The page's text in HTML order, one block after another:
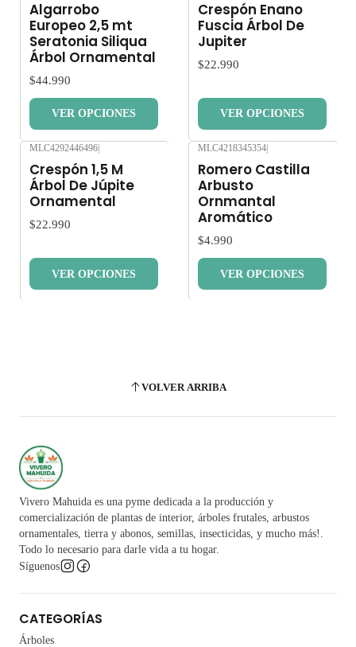
Algarrobo
Europeo 2,5 mt
Seratonia Siliqua
Árbol Ornamental
$44.990
VER OPCIONES
Crespón Enano
Fuscia Árbol De
Jupiter
$22.990
VER OPCIONES
MLC4292446496|
Crespón 1,5 M
Árbol De Júpite
Ornamental
$22.990
VER OPCIONES
MLC4218345354|
Romero Castilla
Arbusto
Ornmantal
Aromático
$4.990
VER OPCIONES
VOLVER ARRIBA
Vivero Mahuida es una pyme dedicada a la producción y
comercialización de plantas de interior, árboles frutales, arbustos
ornamentales, tierra y abonos, semillas, insecticidas, y mucho más!.
Todo lo necesario para darle vida a tu hogar.
Síguenos
CATEGORÍAS
Árboles